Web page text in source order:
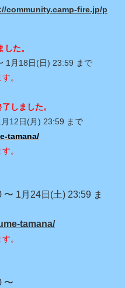
community.camp-fire.jp/p
た。
1月18日(日) 23:59 まで
。
しました。
12日(月) 23:59 まで
tamana/
。
1月24日(土) 23:59 ま
tamana/
。
〜